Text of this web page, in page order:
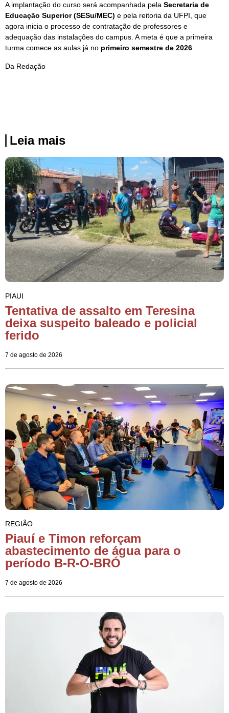
A implantação do curso será acompanhada pela Secretaria de
Educação Superior (SESu/MEC) e pela reitoria da UFPI, que
agora inicia o processo de contratação de professores e
adequação das instalações do campus. A meta é que a primeira
turma comece as aulas já no primeiro semestre de 2026
Da Redação
Leia mais
PIAUI
Tentativa de assalto em Teresina
deixa suspeito baleado e policial
ferido
7 de agosto de 2026
REGIÃO
Piauí e Timon reforçam
abastecimento de água para o
período B-R-O-BRÓ
7 de agosto de 2026